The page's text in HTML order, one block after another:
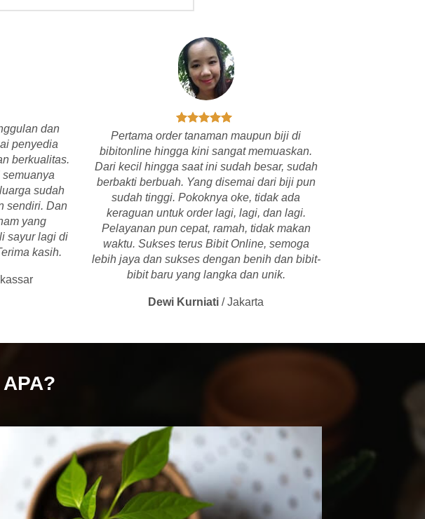
dan
penyedia
berkualitas.
sudah
sendiri. Dan
yang
sayur lagi di
kasih.
Pertama order tanaman maupun biji di
bibitonline hingga kini sangat memuaskan.
Dari kecil hingga saat ini sudah besar, sudah
berbakti berbuah. Yang disemai dari biji pun
sudah tinggi. Pokoknya oke, tidak ada
keraguan untuk order lagi, lagi, dan lagi.
Pelayanan pun cepat, ramah, tidak makan
waktu. Sukses terus Bibit Online, semoga
lebih jaya dan sukses dengan benih dan bibit-
bibit baru yang langka dan unik.
Dewi Kurniati /Jakarta